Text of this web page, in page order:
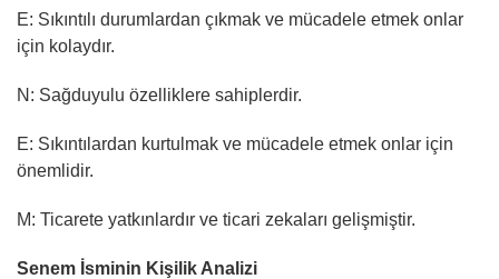
E: Sıkıntılı durumlardan çıkmak ve mücadele etmek onlar
için kolaydır.
N: Sağduyulu özelliklere sahiplerdir.
E: Sıkıntılardan kurtulmak ve mücadele etmek onlar için
önemlidir.
M: Ticarete yatkınlardır ve ticari zekaları gelişmiştir.
Senem İsminin Kişilik Analizi